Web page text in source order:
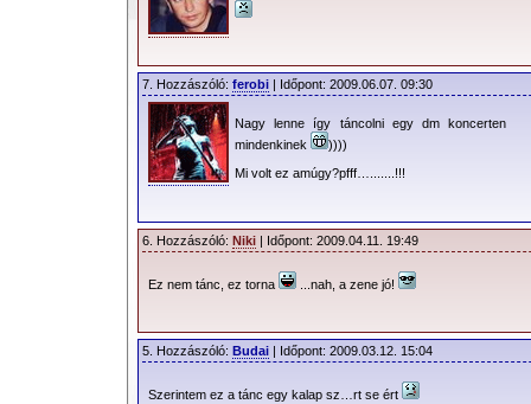
7. Hozzászóló: ferobi | Időpont: 2009.06.07. 09:30
Nagy lenne így táncolni egy dm koncerten
mindenkinek
))))
Mi volt ez amúgy?pfff….......!!!
6. Hozzászóló: Niki | Időpont: 2009.04.11. 19:49
Ez nem tánc, ez torna ...nah, a zene jó!
5. Hozzászóló: Budai | Időpont: 2009.03.12. 15:04
Szerintem ez a tánc egy kalap sz…rt se ért